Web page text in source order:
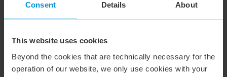
Consent Details About
This website uses cookies
Beyond the cookies that are technically necessary for the
operation of our website, we only use cookies with your
finns nära kunden, tar initiativ och förstår affären. En följd
av det blir nöjda och lojala kunder, säger Malin Nilsson.